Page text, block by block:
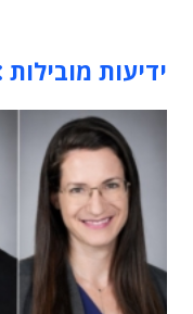
ידיעות מובילות